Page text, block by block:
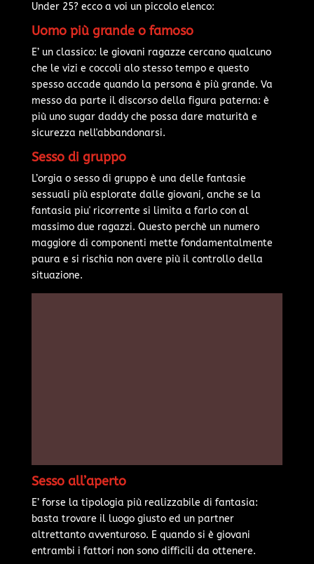
Under 25? ecco a voi un piccolo elenco:
Uomo più grande o famoso
E’ un classico: le giovani ragazze cercano qualcuno
che le vizi e coccoli alo stesso tempo e questo
spesso accade quando la persona è più grande. Va
messo da parte il discorso della figura paterna: è
più uno sugar daddy che possa dare maturità e
sicurezza nell'abbandonarsi.
Sesso di gruppo
L’orgia o sesso di gruppo è una delle fantasie
sessuali più esplorate dalle giovani, anche se la
fantasia piu' ricorrente si limita a farlo con al
massimo due ragazzi. Questo perchè un numero
maggiore di componenti mette fondamentalmente
paura e si rischia non avere più il controllo della
situazione.
Sesso all’aperto
E’ forse la tipologia più realizzabile di fantasia:
basta trovare il luogo giusto ed un partner
altrettanto avventuroso. E quando si è giovani
entrambi i fattori non sono difficili da ottenere.